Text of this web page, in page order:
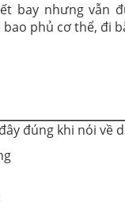
bay nhưng vẫn
phủ cơ thể, đi
đúng khi nói về
xương
ẩm ướt